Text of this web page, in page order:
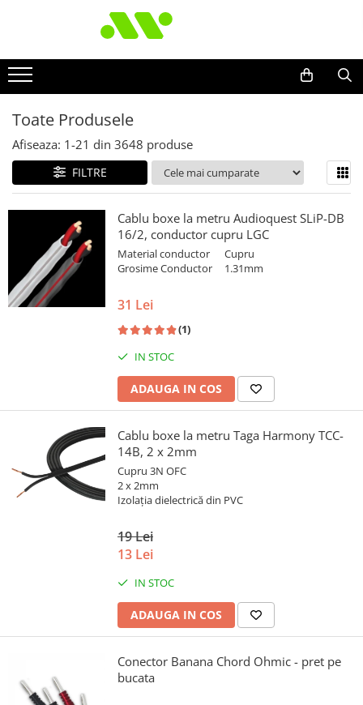
Toate Produsele
Afiseaza: 1-21 din 3648 produse
FILTRE
Cablu boxe la metru Audioquest SLiP-DB
16/2, conductor cupru LGC
Material conductor
Cupru
Grosime Conductor 1.31mm
31 Lei
(1)
IN STOC
ADAUGA IN COS
Cablu boxe la metru Taga Harmony TCC-
14B, 2 x 2mm
Cupru 3N OFC
2 x 2mm
Izolația dielectrică din PVC
19 Lei
13 Lei
IN STOC
ADAUGA IN COS
Conector Banana Chord Ohmic - pret pe
bucata